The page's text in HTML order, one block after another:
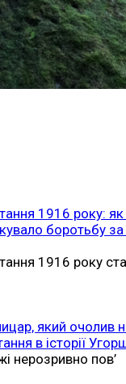
1916 року:
боротьбу
1916 року
який очолив
в історії
нерозривно пов’